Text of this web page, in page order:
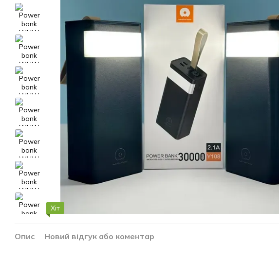
Хіт
Опис Новий відгук або коментар